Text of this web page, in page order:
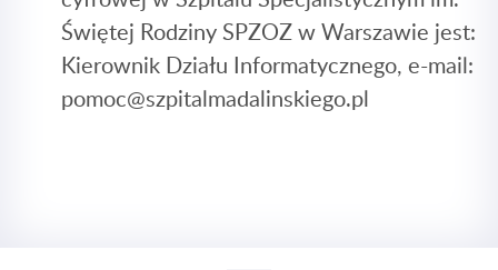
Świętej Rodziny SPZOZ w Warszawie jest:
Kierownik Działu Informatycznego, e-mail:
pomoc@szpitalmadalinskiego.pl